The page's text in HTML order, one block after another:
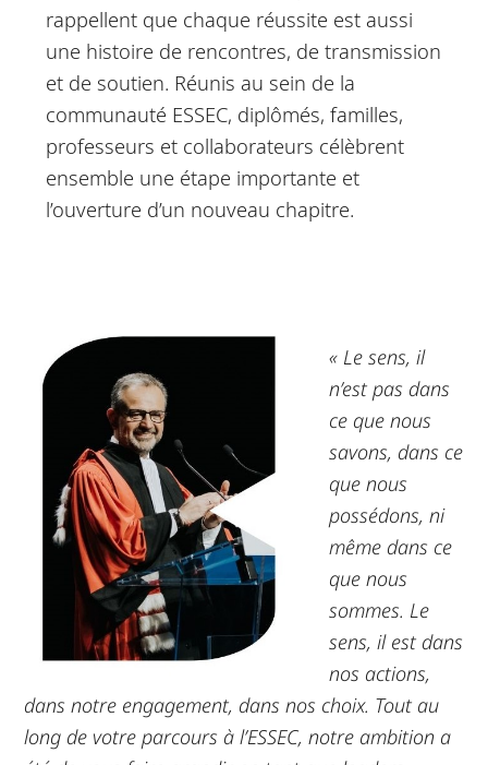
rappellent que chaque réussite est aussi
une histoire de rencontres, de transmission
et de soutien. Réunis au sein de la
communauté ESSEC, diplômés, familles,
professeurs et collaborateurs célèbrent
ensemble une étape importante et
l’ouverture d’un nouveau chapitre.
« Le sens, il
n’est pas dans
ce que nous
savons, dans ce
que nous
possédons, ni
même dans ce
que nous
sommes. Le
sens, il est dans
nos actions,
dans notre engagement, dans nos choix. Tout au
long de votre parcours à l’ESSEC, notre ambition a